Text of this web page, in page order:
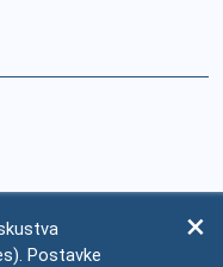
Postavke